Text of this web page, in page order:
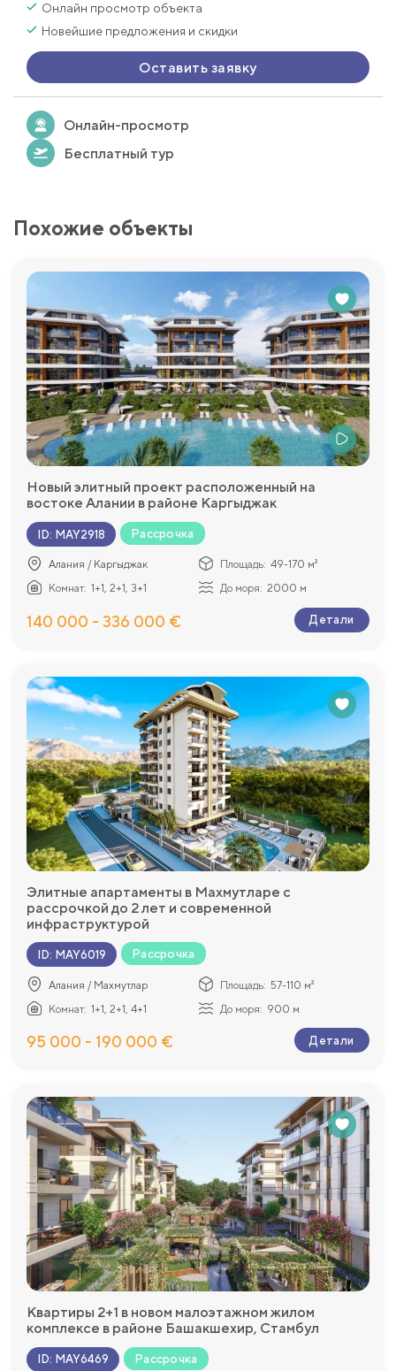
Онлайн просмотр объекта
Новейшие предложения и скидки
Оставить заявку
Онлайн-просмотр
Бесплатный тур
Похожие объекты
Новый элитный проект расположенный на
востоке Алании в районе Каргыджак
ID: MAY2918 Рассрочка
Алания / Каргыджак Площадь: 49-170 м²
Комнат: 1+1, 2+1, 3+1 До моря: 2000 м
140 000 - 336 000 € Детали
Элитные апартаменты в Махмутларе с
рассрочкой до 2 лет и современной
инфраструктурой
ID: MAY6019 Рассрочка
Алания / Махмутлар Площадь: 57-110 м²
Комнат: 1+1, 2+1, 4+1 До моря: 900 м
95 000 - 190 000 € Детали
Квартиры 2+1 в новом малоэтажном жилом
комплексе в районе Башакшехир, Стамбул
ID: MAY6469 Рассрочка